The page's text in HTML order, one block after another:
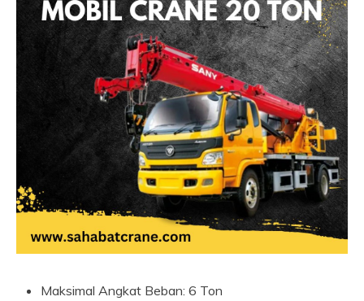
Maksimal Angkat Beban: 6 Ton